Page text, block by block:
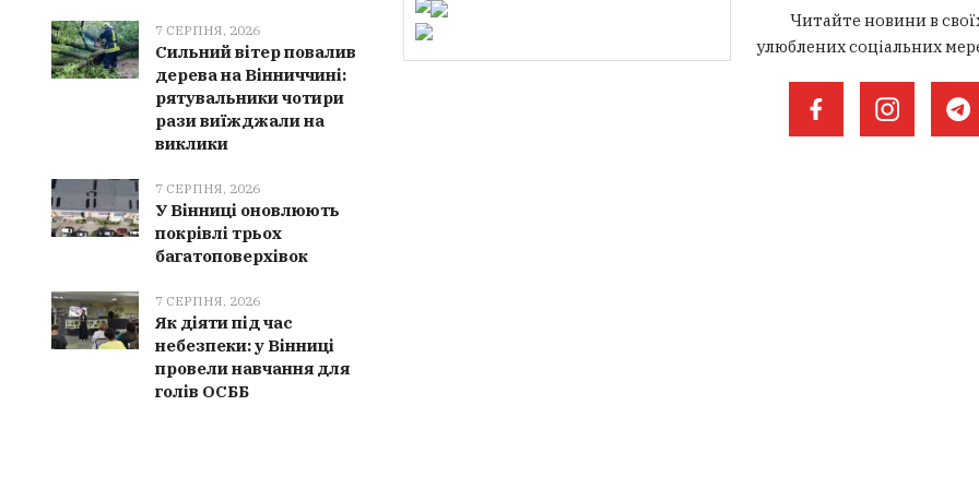
7 СЕРПНЯ, 2026
Сильний вітер повалив
дерева на Вінниччині:
рятувальники чотири
рази виїжджали на
виклики
7 СЕРПНЯ, 2026
У Вінниці оновлюють
покрівлі трьох
багатоповерхівок
7 СЕРПНЯ, 2026
Як діяти під час
небезпеки: у Вінниці
провели навчання для
голів ОСББ
Читайте новини в
улюблених соціальних